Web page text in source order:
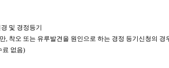
및 경정등기
, 착오 또는 유루발견을 원인으로 하는 경정 등기신청의 경
료 없음)